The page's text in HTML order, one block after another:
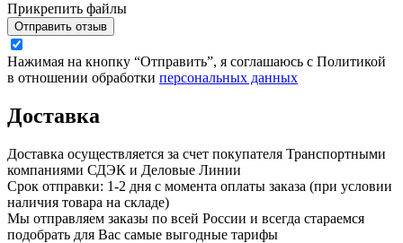
Прикрепить файлы
Отправить отзыв
Нажимая на кнопку “Отправить”, я соглашаюсь с Политикой
в отношении обработки персональных данных
Доставка
Доставка осуществляется за счет покупателя Транспортными
компаниями СДЭК и Деловые Линии
Срок отправки: 1-2 дня с момента оплаты заказа (при условии
наличия товара на складе)
Мы отправляем заказы по всей России и всегда стараемся
подобрать для Вас самые выгодные тарифы